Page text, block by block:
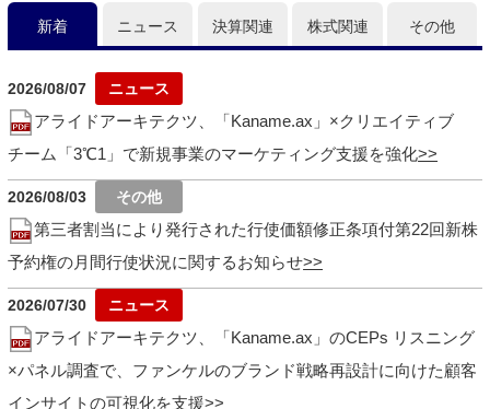
新着 ニュース 決算関連 株式関連 その他
2026/08/07
アライドアーキテクツ、「Kaname.ax」×クリエイティブ
チーム「3℃1」で新規事業のマーケティング支援を強化
2026/08/03
第三者割当により発行された行使価額修正条項付第22回新株
予約権の月間行使状況に関するお知らせ
2026/07/30
アライドアーキテクツ、「Kaname.ax」のCEPs リスニング
×パネル調査で、ファンケルのブランド戦略再設計に向けた顧客
インサイトの可視化を支援